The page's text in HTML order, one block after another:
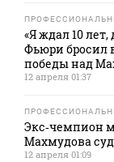
«Я ждал 10
Фьюри бросил
победы над
12 апреля 01:37
Экс‑чемпион
Махмудова
12 апреля 01:09